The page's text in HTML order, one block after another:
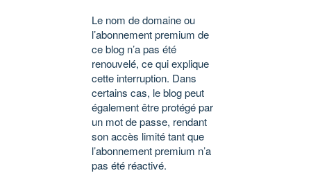
Le nom de domaine ou
l’abonnement premium de
ce blog n’a pas été
renouvelé, ce qui explique
cette interruption. Dans
certains cas, le blog peut
également être protégé par
un mot de passe, rendant
son accès limité tant que
l’abonnement premium n’a
pas été réactivé.